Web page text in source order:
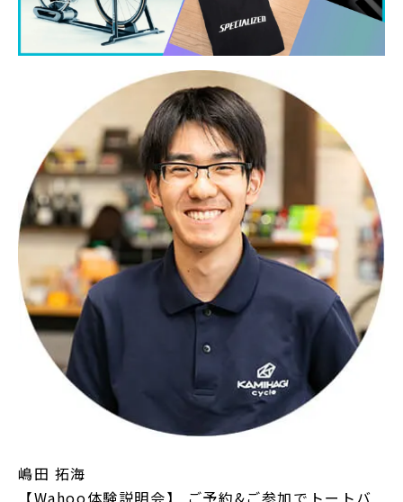
嶋田 拓海
【Wahoo体験説明会】 ご予約&ご参加でトートバ